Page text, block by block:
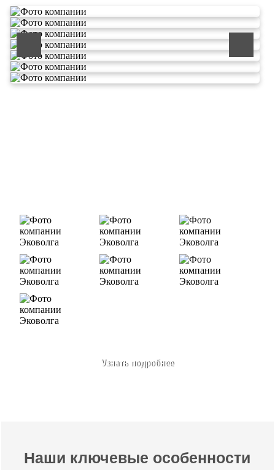
ООО «ЭКОВОЛГА» является современной и быстроразвивающейся
Узнать подробнее
Наши ключевые особенности